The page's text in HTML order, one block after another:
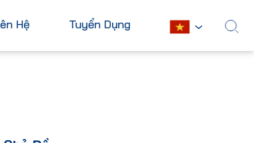
Hệ Tuyển Dụng